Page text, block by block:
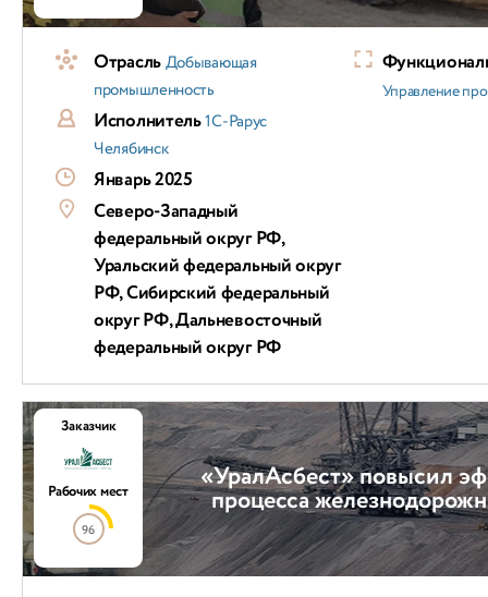
ОтрасльДобывающая
промышленность
Исполнитель1С-Рарус
Челябинск
Январь 2025
Северо-Западный
федеральный округ РФ,
Уральский федеральный округ
РФ, Сибирский федеральный
округ РФ, Дальневосточный
федеральный округ РФ
Управление
«УралАсбест» повысил
процесса
Заказчик
Рабочих мест
96